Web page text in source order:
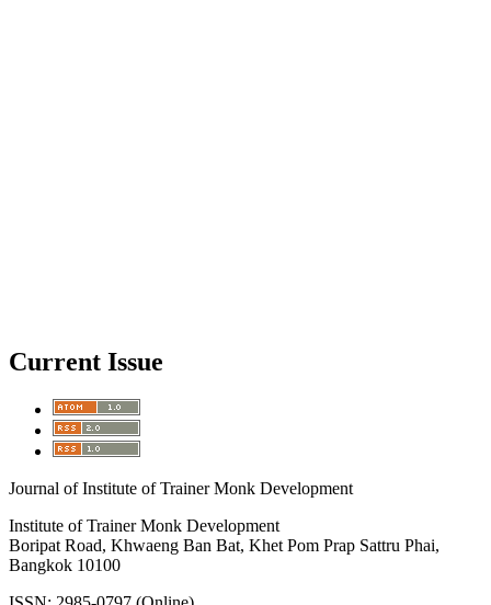
Current Issue
Journal of Institute of Trainer Monk Development
Institute of Trainer Monk Development
Boripat Road, Khwaeng Ban Bat, Khet Pom Prap Sattru Phai,
Bangkok 10100